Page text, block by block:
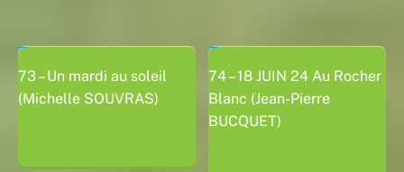
73 – Un mardi au soleil
(Michelle SOUVRAS)
74 – 18 JUIN 24 Au Rocher
Blanc (Jean-Pierre
BUCQUET)